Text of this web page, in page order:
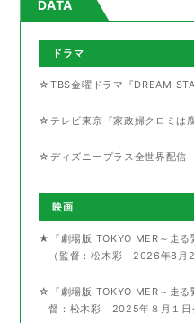
DATA
ドラマ
☆TBS金曜ドラマ『DREAM
☆テレビ東京『家政婦クロミは
☆ディズニープラス全世界配信
映画
★『劇場版 TOKYO MER～走る
（監督：松木彩 2026年8月
☆『劇場版 TOKYO MER～走る
督：松木彩 2025年８月１日